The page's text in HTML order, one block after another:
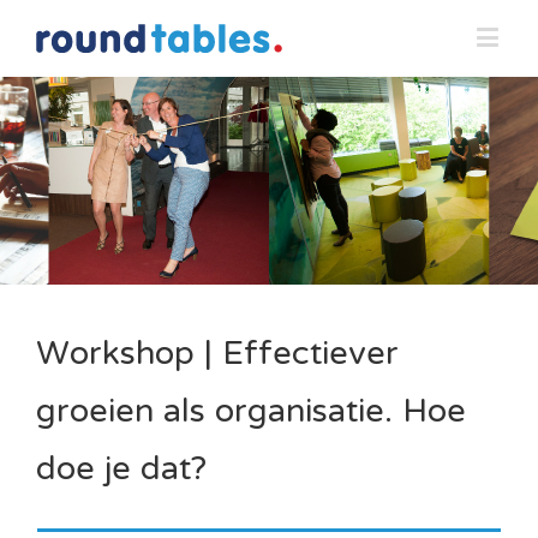
Workshop | Effectiever
groeien als organisatie. Hoe
doe je dat?